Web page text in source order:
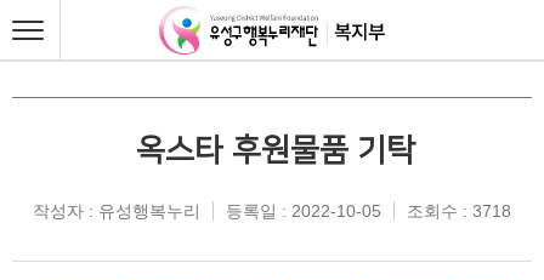
옥스타 후원물품 기탁
작성자 : 유성행복누리 등록일 : 2022-10-05 조회수 : 3718